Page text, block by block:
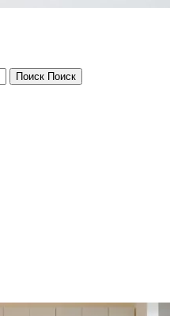
Поиск Поиск